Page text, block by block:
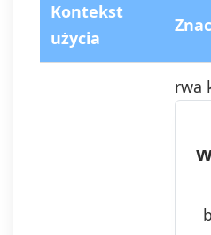
Kontekst
użycia
rwa